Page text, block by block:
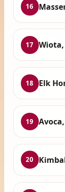
16
17 Wiota,
18 Elk
19
20